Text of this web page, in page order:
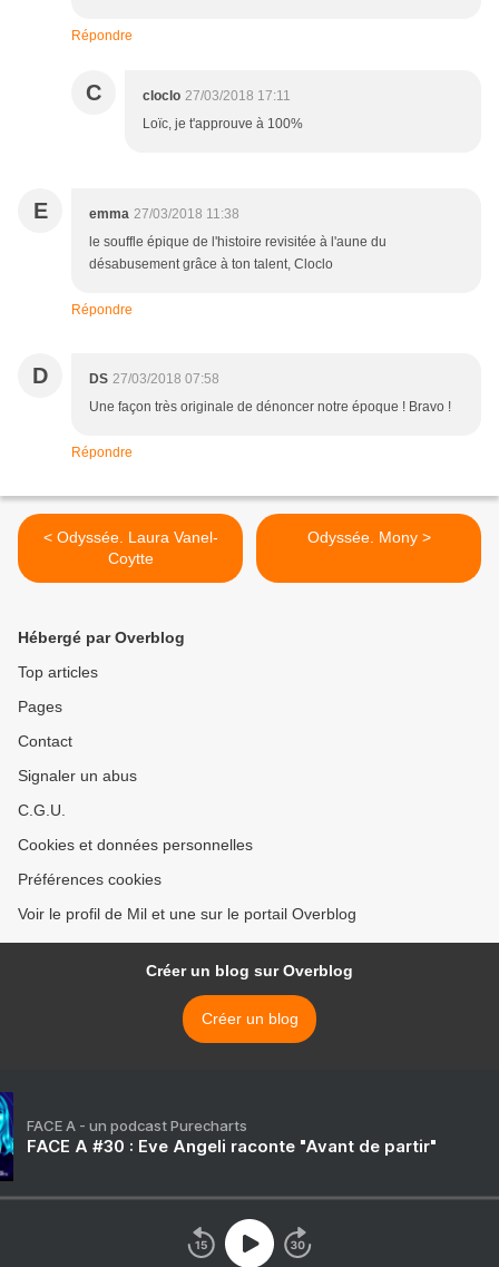
Répondre
C cloclo 27/03/2018 17:11
Loïc, je t'approuve à 100%
E emma 27/03/2018 11:38
le souffle épique de l'histoire revisitée à l'aune du
désabusement grâce à ton talent, Cloclo
Répondre
D DS 27/03/2018 07:58
Une façon très originale de dénoncer notre époque ! Bravo !
Répondre
< Odyssée. Laura Vanel-
Coytte
Odyssée. Mony >
Hébergé par Overblog
Top articles
Pages
Contact
Signaler un abus
C.G.U.
Cookies et données personnelles
Préférences cookies
Voir le profil de Mil et une sur le portail Overblog
Créer un blog sur Overblog
Créer un blog
FACE A - un podcast Purecharts
FACE A #30 : Eve Angeli raconte "Avant de partir"